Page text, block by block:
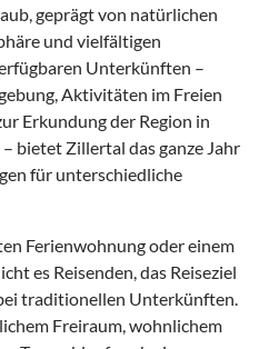
geprägt von natürlichen
und vielfältigen
Unterkünften –
Aktivitäten im Freien
Erkundung der Region in
bietet Zillertal das ganze Jahr
für unterschiedliche
Ferienwohnung oder einem
es Reisenden, das Reiseziel
traditionellen Unterkünften.
Freiraum, wohnlichem